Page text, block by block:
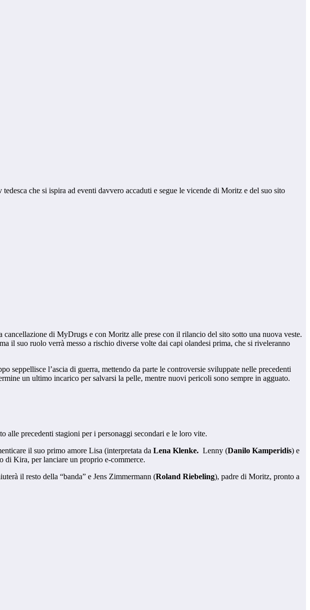
tedesca che si ispira ad eventi davvero accaduti e segue le vicende di Moritz e del suo sito
cancellazione di MyDrugs e con Moritz alle prese con il rilancio del sito sotto una nuova veste.
il suo ruolo verrà messo a rischio diverse volte dai capi olandesi prima, che si riveleranno
l’ascia di guerra, mettendo da parte le controversie sviluppate nelle precedenti
un ultimo incarico per salvarsi la pelle, mentre nuovi pericoli sono sempre in agguato.
alle precedenti stagioni per i personaggi secondari e le loro vite.
il suo primo amore Lisa (interpretata da Lena Klenke. Lenny (Danilo Kamperidis) e
di Kira, per lanciare un proprio e-commerce.
il resto della “banda” e Jens Zimmermann (Roland Riebeling), padre di Moritz, pronto a